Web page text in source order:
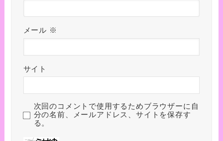
メール ※
サイト
次回のコメントで使用するためブラウザーに自
分の名前、メールアドレス、サイトを保存す
る。